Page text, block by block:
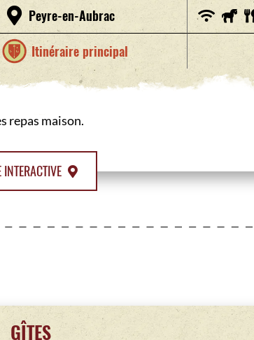
Peyre-en-Aubrac
Itinéraire principal
repas maison.
GÎTES